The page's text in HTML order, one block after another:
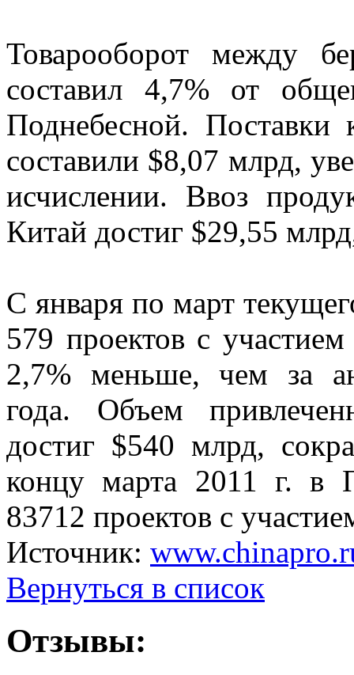
Товарооборот между
составил 4,7% от
Поднебесной. Поставки
составили $8,07 млрд,
исчислении. Ввоз
Китай достиг $29,55
С января по март
579 проектов с
2,7% меньше, чем за
года. Объем
достиг $540 млрд,
концу марта 2011 г. в
83712 проектов с
Источник:
Вернуться в список
Отзывы: